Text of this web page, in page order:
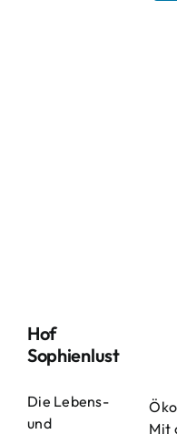
Hof
Sophienlust
Die Lebens-
und
Mit